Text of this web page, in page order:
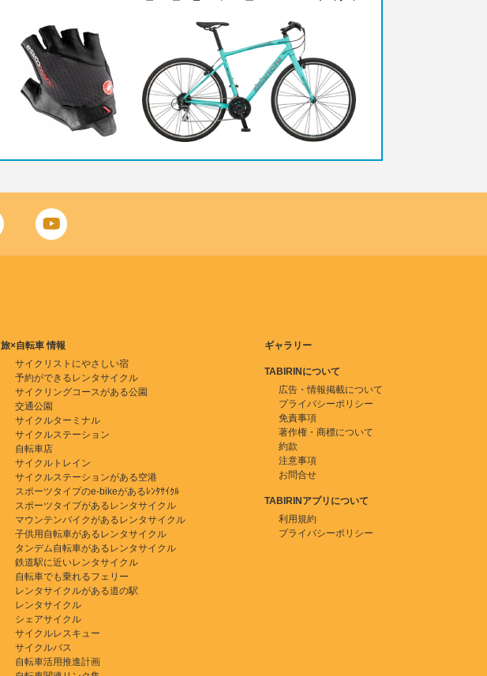
旅×自転車 情報
サイクリストにやさしい宿
予約ができるレンタサイクル
サイクリングコースがある公園
交通公園
サイクルターミナル
サイクルステーション
自転車店
サイクルトレイン
サイクルステーションがある空港
スポーツタイプのe-bikeがあるﾚﾝﾀｻｲｸﾙ
スポーツタイプがあるレンタサイクル
マウンテンバイクがあるレンタサイクル
子供用自転車があるレンタサイクル
タンデム自転車があるレンタサイクル
鉄道駅に近いレンタサイクル
自転車でも乗れるフェリー
レンタサイクルがある道の駅
レンタサイクル
シェアサイクル
サイクルレスキュー
サイクルバス
自転車活用推進計画
ギャラリー
TABIRINについて
広告・情報掲載について
プライバシーポリシー
免責事項
著作権・商標について
約款
注意事項
お問合せ
TABIRINアプリについて
利用規約
プライバシーポリシー